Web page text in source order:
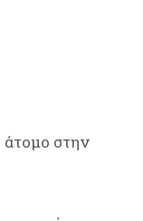
άτομο στην